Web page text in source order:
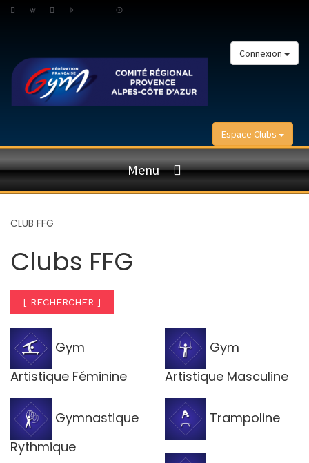
Connexion
Espace Clubs
Menu
CLUB FFG
Clubs FFG
[ RECHERCHER ]
Gym
Artistique Féminine
Gym
Artistique Masculine
Gymnastique
Rythmique
Trampoline